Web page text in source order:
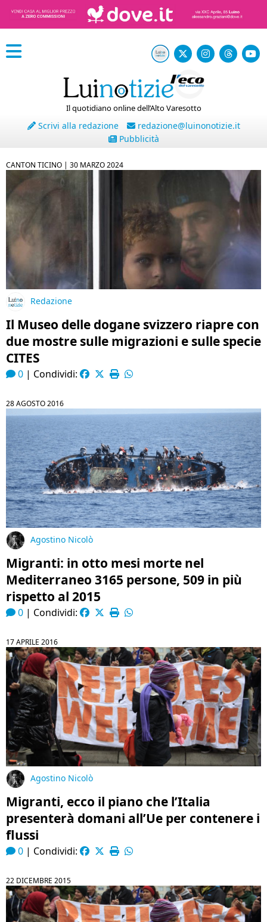
Il quotidiano online dell’Alto Varesotto
Scrivi alla redazione
redazione@luinonotizie.it
Pubblicità
CANTON TICINO | 30 MARZO 2024
Redazione
Il Museo delle dogane svizzero riapre con
due mostre sulle migrazioni e sulle specie
CITES
0 | Condividi:
28 AGOSTO 2016
Agostino Nicolò
Migranti: in otto mesi morte nel
Mediterraneo 3165 persone, 509 in più
rispetto al 2015
0 | Condividi:
17 APRILE 2016
Agostino Nicolò
Migranti, ecco il piano che l’Italia
presenterà domani all’Ue per contenere i
flussi
0 | Condividi:
22 DICEMBRE 2015